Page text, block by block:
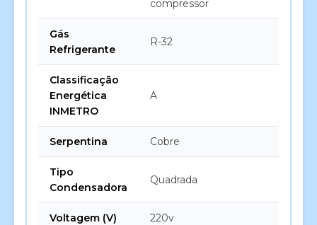
compressor
Gás
Refrigerante
R-32
Classificação
Energética
INMETRO
A
Serpentina Cobre
Tipo
Condensadora
Quadrada
Voltagem (V) 220v